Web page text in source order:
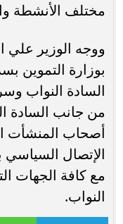
مختلف الأنشطة
ووجه الوزير علي
بوزارة التموين
السادة النواب
من جانب السادة
أصحاب المنشأت
الإتصال
مع كافة الجهات
النواب.